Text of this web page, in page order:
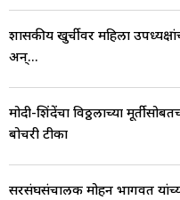
शासकीय खुर्चीवर महिला
अन्...
मोदी-शिंदेंचा विठ्ठलाच्या
बोचरी टीका
सरसंघसंचालक मोहन भागवत